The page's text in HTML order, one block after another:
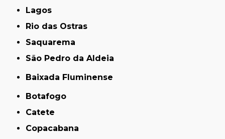
Lagos
Rio das Ostras
Saquarema
São Pedro da Aldeia
Baixada Fluminense
Botafogo
Catete
Copacabana